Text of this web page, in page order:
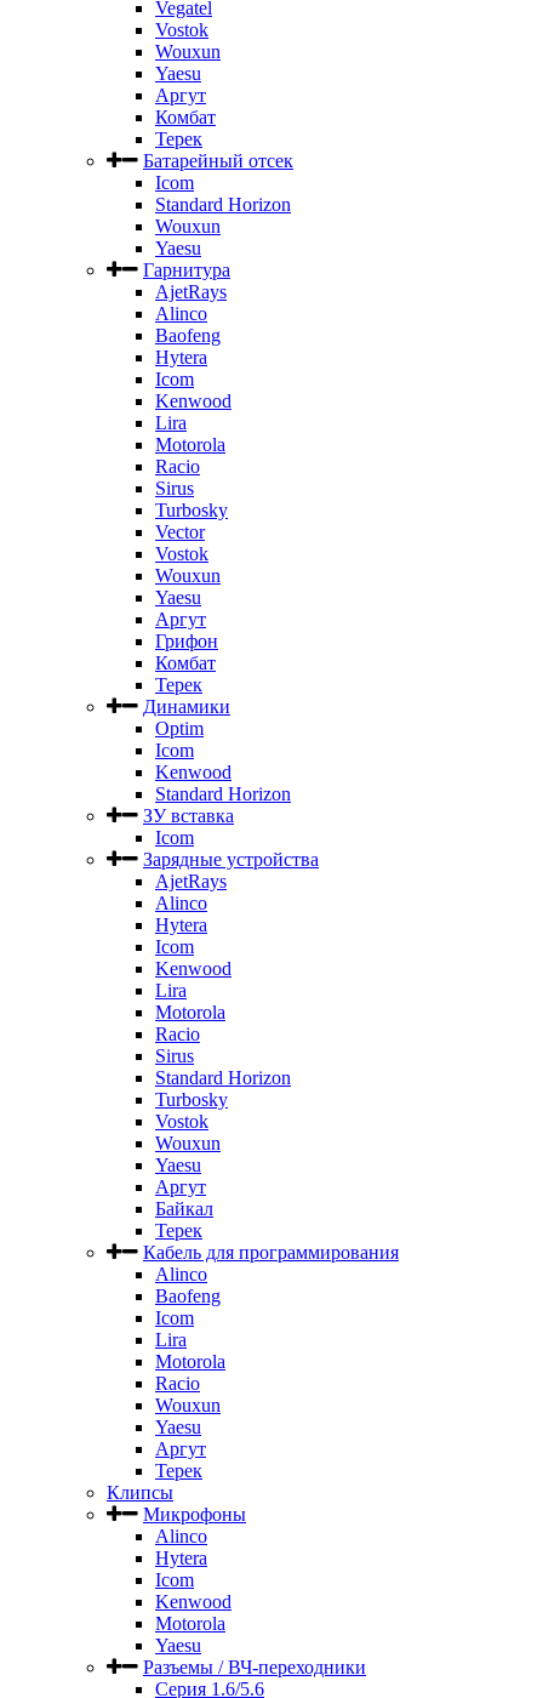
Vegatel
Vostok
Wouxun
Yaesu
Аргут
Комбат
Терек
Батарейный отсек
Icom
Standard Horizon
Wouxun
Yaesu
Гарнитура
AjetRays
Alinco
Baofeng
Hytera
Icom
Kenwood
Lira
Motorola
Racio
Sirus
Turbosky
Vector
Vostok
Wouxun
Yaesu
Аргут
Грифон
Комбат
Терек
Динамики
Optim
Icom
Kenwood
Standard Horizon
ЗУ вставка
Icom
Зарядные устройства
AjetRays
Alinco
Hytera
Icom
Kenwood
Lira
Motorola
Racio
Sirus
Standard Horizon
Turbosky
Vostok
Wouxun
Yaesu
Аргут
Байкал
Терек
Кабель для программирования
Alinco
Baofeng
Icom
Lira
Motorola
Racio
Wouxun
Yaesu
Аргут
Терек
Клипсы
Микрофоны
Alinco
Hytera
Icom
Kenwood
Motorola
Yaesu
Разъемы / ВЧ-переходники
Серия 1.6/5.6